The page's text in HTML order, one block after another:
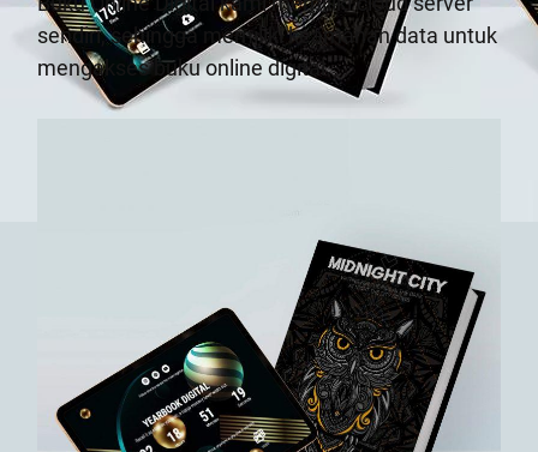
sendiri, sehingga memiliki keamanan data untuk
mengakses buku online digital.